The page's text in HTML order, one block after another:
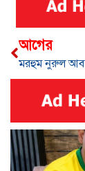
আগের